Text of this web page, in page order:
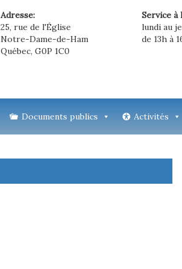
Adresse:
25, rue de l'Église
Notre-Dame-de-Ham
Québec, G0P 1C0
Service à
lundi au
de 13h à
Documents publics Activités